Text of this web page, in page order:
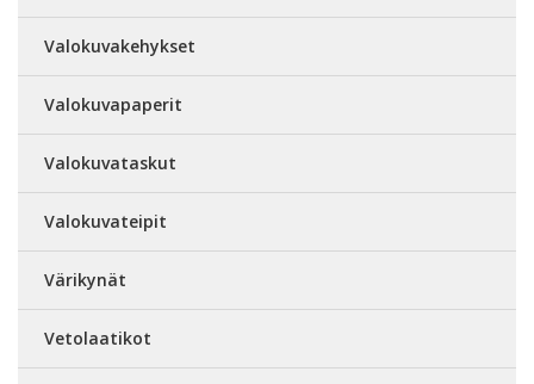
Valokuvakehykset
Valokuvapaperit
Valokuvataskut
Valokuvateipit
Värikynät
Vetolaatikot